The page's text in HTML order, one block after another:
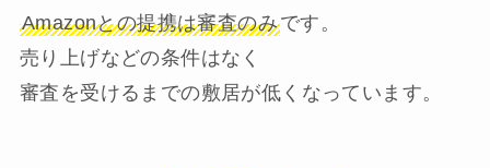
Amazonとの提携は審査のみです。
売り上げなどの条件はなく
審査を受けるまでの敷居が低くなっています。